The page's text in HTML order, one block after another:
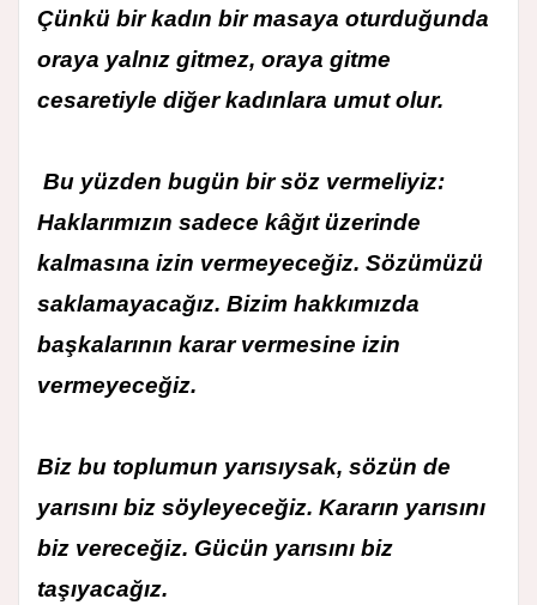
Çünkü bir kadın bir masaya oturduğunda
oraya yalnız gitmez, oraya gitme
cesaretiyle diğer kadınlara umut olur.
Bu yüzden bugün bir söz vermeliyiz:
Haklarımızın sadece kâğıt üzerinde
kalmasına izin vermeyeceğiz. Sözümüzü
saklamayacağız. Bizim hakkımızda
başkalarının karar vermesine izin
vermeyeceğiz.
Biz bu toplumun yarısıysak, sözün de
yarısını biz söyleyeceğiz. Kararın yarısını
biz vereceğiz. Gücün yarısını biz
taşıyacağız.